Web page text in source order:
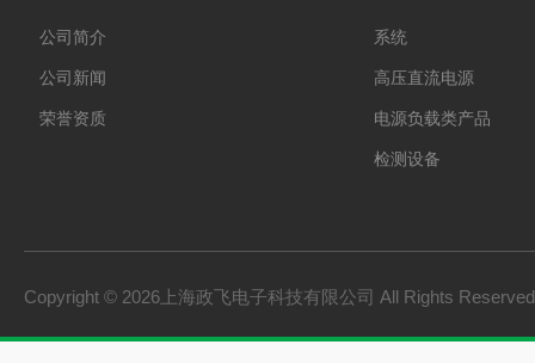
公司简介
公司新闻
荣誉资质
系统
高压直流电源
电源负载类产品
检测设备
Copyright © 2026上海政飞电子科技有限公司 All Rights